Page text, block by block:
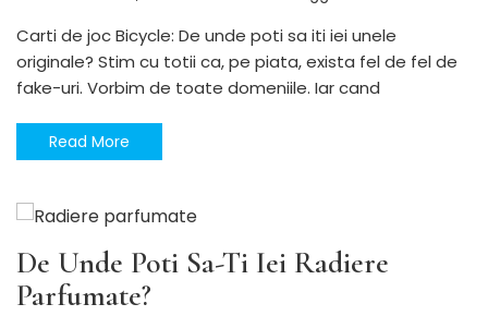
Carti de joc Bicycle: De unde poti sa iti iei unele
originale? Stim cu totii ca, pe piata, exista fel de fel de
fake-uri. Vorbim de toate domeniile. Iar cand
Read More
De Unde Poti Sa-Ti Iei Radiere
Parfumate?